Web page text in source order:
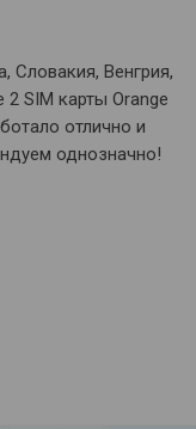
Словакия, Венгрия,
SIM карты Orange
отлично и
однозначно!